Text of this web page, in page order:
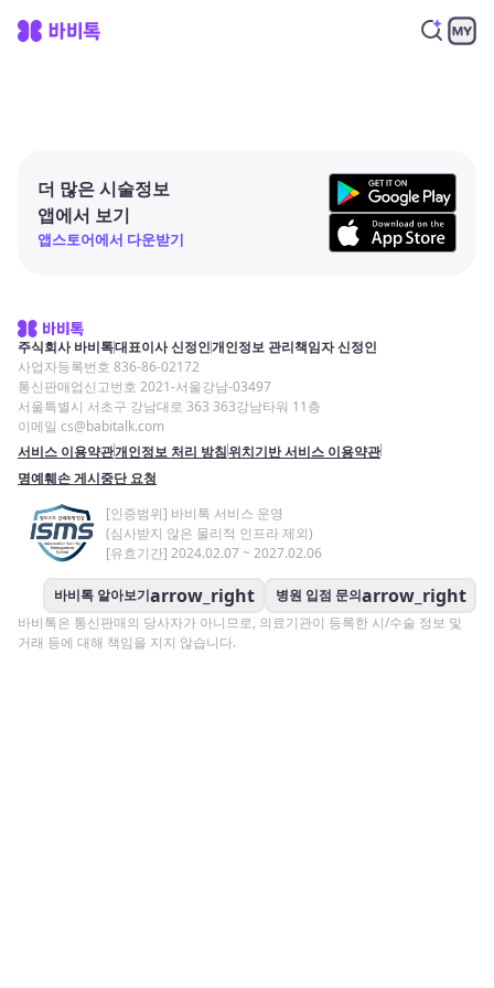
더 많은 시술정보
앱에서 보기
앱스토어에서 다운받기
주식회사 바비톡대표이사 신정인개인정보 관리책임자 신정인
사업자등록번호 836-86-02172
통신판매업신고번호 2021-서울강남-03497
서울특별시 서초구 강남대로 363 363강남타워 11층
이메일 cs@babitalk.com
서비스 이용약관개인정보 처리 방침위치기반 서비스 이용약관
명예훼손 게시중단 요청
[인증범위] 바비톡 서비스 운영
(심사받지 않은 물리적 인프라 제외)
[유효기간] 2024.02.07 ~ 2027.02.06
바비톡 알아보기arrow_right 병원 입점 문의arrow_right
바비톡은 통신판매의 당사자가 아니므로, 의료기관이 등록한 시/수술 정보 및
거래 등에 대해 책임을 지지 않습니다.